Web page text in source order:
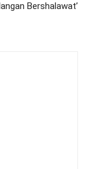
Bershalawat’